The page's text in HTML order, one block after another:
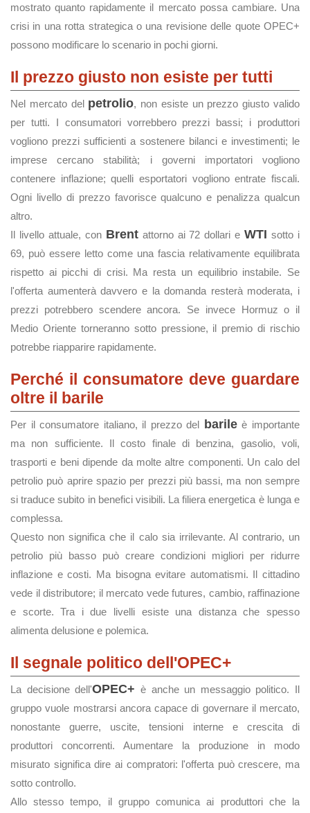
mostrato quanto rapidamente il mercato possa cambiare. Una
crisi in una rotta strategica o una revisione delle quote OPEC+
possono modificare lo scenario in pochi giorni.
Il prezzo giusto non esiste per tutti
Nel mercato del petrolio, non esiste un prezzo giusto valido
per tutti. I consumatori vorrebbero prezzi bassi; i produttori
vogliono prezzi sufficienti a sostenere bilanci e investimenti; le
imprese cercano stabilità; i governi importatori vogliono
contenere inflazione; quelli esportatori vogliono entrate fiscali.
Ogni livello di prezzo favorisce qualcuno e penalizza qualcun
altro.
Il livello attuale, con Brentattorno ai 72 dollari eWTI sotto i
69, può essere letto come una fascia relativamente equilibrata
rispetto ai picchi di crisi. Ma resta un equilibrio instabile. Se
l'offerta aumenterà davvero e la domanda resterà moderata, i
prezzi potrebbero scendere ancora. Se invece Hormuz o il
Medio Oriente torneranno sotto pressione, il premio di rischio
potrebbe riapparire rapidamente.
Perché il consumatore deve guardare
oltre il barile
Per il consumatore italiano, il prezzo del barileè importante
ma non sufficiente. Il costo finale di benzina, gasolio, voli,
trasporti e beni dipende da molte altre componenti. Un calo del
petrolio può aprire spazio per prezzi più bassi, ma non sempre
si traduce subito in benefici visibili. La filiera energetica è lunga e
complessa.
Questo non significa che il calo sia irrilevante. Al contrario, un
petrolio più basso può creare condizioni migliori per ridurre
inflazione e costi. Ma bisogna evitare automatismi. Il cittadino
vede il distributore; il mercato vede futures, cambio, raffinazione
e scorte. Tra i due livelli esiste una distanza che spesso
alimenta delusione e polemica.
Il segnale politico dell'OPEC+
La decisione dell'OPEC+ è anche un messaggio politico. Il
gruppo vuole mostrarsi ancora capace di governare il mercato,
nonostante guerre, uscite, tensioni interne e crescita di
produttori concorrenti. Aumentare la produzione in modo
misurato significa dire ai compratori: l'offerta può crescere, ma
sotto controllo.
Allo stesso tempo, il gruppo comunica ai produttori che la